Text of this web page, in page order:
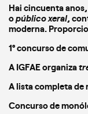
Hai cincuenta
opúblico xeral,
moderna.
1º concurso de
A IGFAE organiza
A lista completa de
Concurso de